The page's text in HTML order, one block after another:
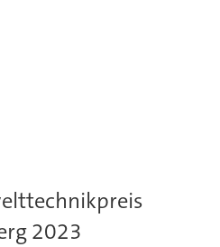
2023